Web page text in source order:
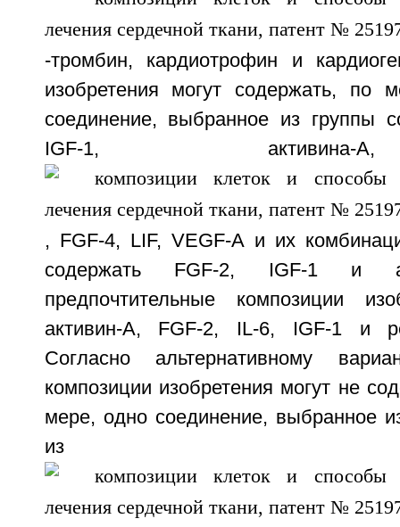
-тромбин, кардиотрофин и
изобретения могут содержать, по
соединение, выбранное из группы
IGF-1,
, FGF-4, LIF, VEGF-A и их
содержать FGF-2, IGF-1 и
предпочтительные композиции
активин-A, FGF-2, IL-6, IGF-1 и
Согласно альтернативному
композиции изобретения могут не
мере, одно соединение, выбранное
из